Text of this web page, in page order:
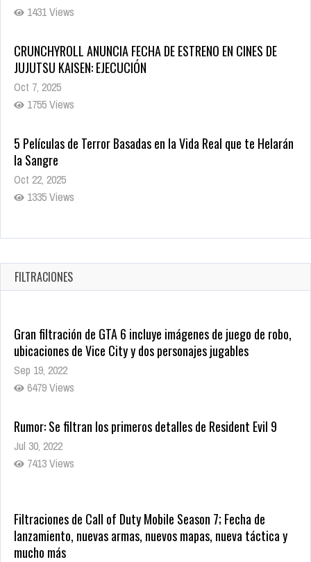
1431 Views
CRUNCHYROLL ANUNCIA FECHA DE ESTRENO EN CINES DE
JUJUTSU KAISEN: EJECUCIÓN
Oct 7, 2025
1755 Views
5 Películas de Terror Basadas en la Vida Real que te Helarán
la Sangre
Oct 22, 2025
1335 Views
Revive el terror: El conjuro 4: Últimos ritos ya está disponible
Oct 20, 2025
1377 Views
FILTRACIONES
Gran filtración de GTA 6 incluye imágenes de juego de robo,
ubicaciones de Vice City y dos personajes jugables
Sep 19, 2022
6479 Views
Rumor: Se filtran los primeros detalles de Resident Evil 9
Jul 30, 2022
7413 Views
Filtraciones de Call of Duty Mobile Season 7; Fecha de
lanzamiento, nuevas armas, nuevos mapas, nueva táctica y
mucho más